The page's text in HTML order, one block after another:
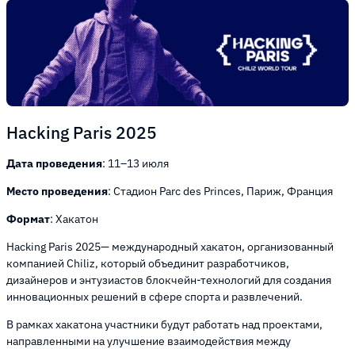
Hacking Paris 2025
Дата проведения: 11–13 июля
Место проведения: Стадион Parc des Princes, Париж, Франция
Формат: Хакатон
Hacking Paris 2025— международный хакатон, организованный
компанией Chiliz, который объединит разработчиков,
дизайнеров и энтузиастов блокчейн-технологий для создания
инновационных решений в сфере спорта и развлечений.
В рамках хакатона участники будут работать над проектами,
направленными на улучшение взаимодействия между